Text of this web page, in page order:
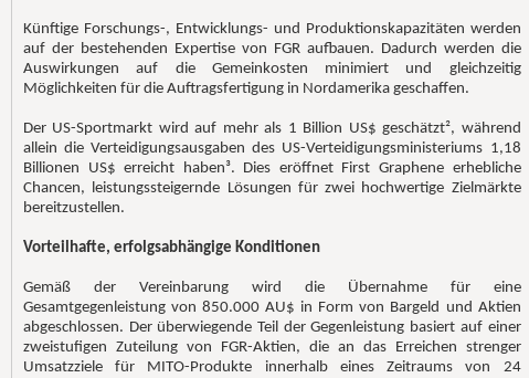
Künftige Forschungs-, Entwicklungs- und Produktionskapazitäten werden
auf der bestehenden Expertise von FGR aufbauen. Dadurch werden die
Auswirkungen auf die Gemeinkosten minimiert und gleichzeitig
Möglichkeiten für die Auftragsfertigung in Nordamerika geschaffen.
Der US-Sportmarkt wird auf mehr als 1 Billion US$ geschätzt², während
allein die Verteidigungsausgaben des US-Verteidigungsministeriums 1,18
Billionen US$ erreicht haben³. Dies eröffnet First Graphene erhebliche
Chancen, leistungssteigernde Lösungen für zwei hochwertige Zielmärkte
bereitzustellen.
Vorteilhafte, erfolgsabhängige Konditionen
Gemäß der Vereinbarung wird die Übernahme für eine
Gesamtgegenleistung von 850.000 AU$ in Form von Bargeld und Aktien
abgeschlossen. Der überwiegende Teil der Gegenleistung basiert auf einer
zweistufigen Zuteilung von FGR-Aktien, die an das Erreichen strenger
Umsatzziele für MITO-Produkte innerhalb eines Zeitraums von 24